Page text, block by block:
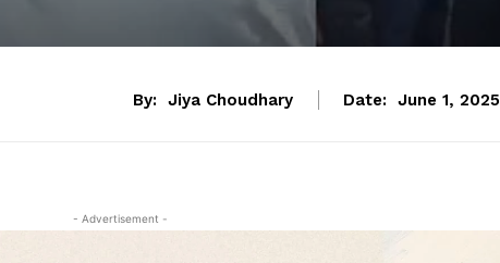
By: Jiya Choudhary Date: June 1, 2025
- Advertisement -